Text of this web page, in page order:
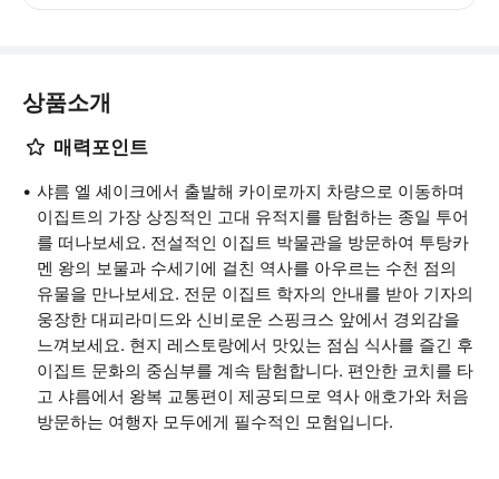
상품소개
매력포인트
샤름 엘 셰이크에서 출발해 카이로까지 차량으로 이동하며
이집트의 가장 상징적인 고대 유적지를 탐험하는 종일 투어
를 떠나보세요. 전설적인 이집트 박물관을 방문하여 투탕카
멘 왕의 보물과 수세기에 걸친 역사를 아우르는 수천 점의
유물을 만나보세요. 전문 이집트 학자의 안내를 받아 기자의
웅장한 대피라미드와 신비로운 스핑크스 앞에서 경외감을
느껴보세요. 현지 레스토랑에서 맛있는 점심 식사를 즐긴 후
이집트 문화의 중심부를 계속 탐험합니다. 편안한 코치를 타
고 샤름에서 왕복 교통편이 제공되므로 역사 애호가와 처음
방문하는 여행자 모두에게 필수적인 모험입니다.